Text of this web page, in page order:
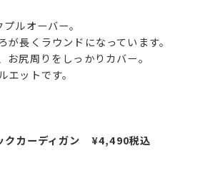
ルオーバー。
が長くラウンドになっています。
お尻周りをしっかりカバー。
ットです。
クカーディガン ¥4,490税込